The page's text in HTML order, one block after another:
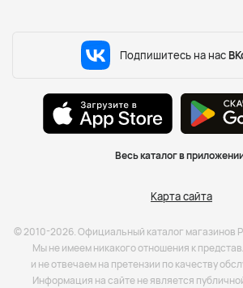
Подпишитесь на нас
Весь каталог в
Карта сайта
© 2010-2026. Официальный каталог магазинов
Мы не имеем никакого отношения к
и не отвечаем на претензии по качеству
Информация на сайте не является